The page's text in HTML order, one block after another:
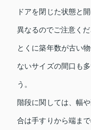
ドアを閉じた状態と
異なるのでご注意くだ
とくに築年数が古い
ないサイズの間口も
う。
階段に関しては、幅
合は手すりから端ま